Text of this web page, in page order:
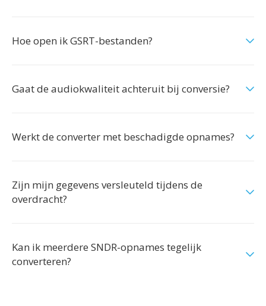
Hoe open ik GSRT-bestanden?
Gaat de audiokwaliteit achteruit bij conversie?
Werkt de converter met beschadigde opnames?
Zijn mijn gegevens versleuteld tijdens de
overdracht?
Kan ik meerdere SNDR-opnames tegelijk
converteren?